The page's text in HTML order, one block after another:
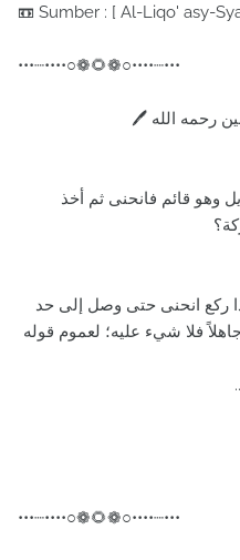
📼 Sumber : [ Al-Liqo' asy-
•••┈••••○❁🌻❁○••••┈•••
رحمه الله
قائم فانحنى ثم أخذ
ركع انحنى حتى وصل إلى حد
فلا شيء عليه؛ لعموم قوله
•••┈••••○❁🌻❁○••••┈•••